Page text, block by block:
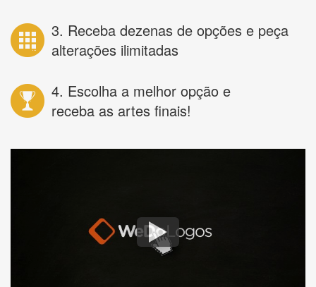
3. Receba dezenas de opções e peça
alterações ilimitadas
4. Escolha a melhor opção e
receba as artes finais!